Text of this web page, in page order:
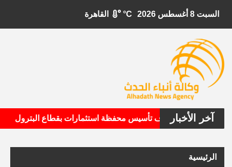
السبت 8 أغسطس 2026 °C
آخر الأخبار
الأمريكية تستهدف تأسيس محفظة استثمارات بقطاع البترول •
الرئيسية